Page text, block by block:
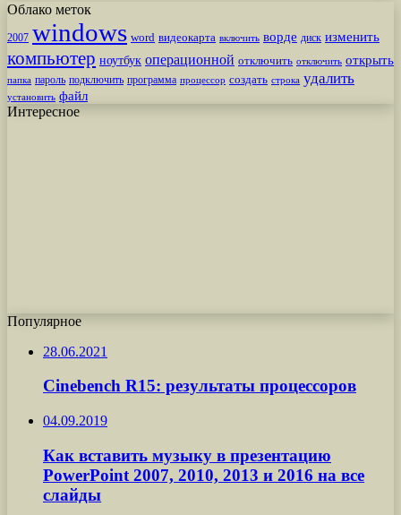
Облако меток
2007 windows word видеокарта включить ворде диск изменить
компьютер ноутбук операционной отключить отключить открыть
папка пароль подключить программа процессор создать строка удалить
установить файл
Интересное
Популярное
28.06.2021
Cinebench R15: результаты процессоров
04.09.2019
Как вставить музыку в презентацию
PowerPoint 2007, 2010, 2013 и 2016 на все
слайды